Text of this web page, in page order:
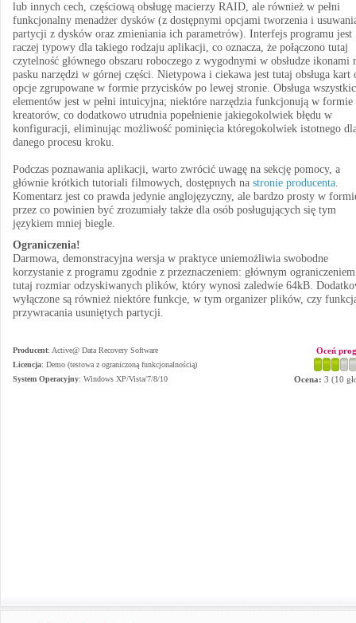
lub innych cech, częściową obsługę macierzy RAID, ale również w pełni
funkcjonalny menadżer dysków (z dostępnymi opcjami tworzenia i
partycji z dysków oraz zmieniania ich parametrów). Interfejs programu jest
raczej typowy dla takiego rodzaju aplikacji, co oznacza, że połączono tutaj
czytelność głównego obszaru roboczego z wygodnymi w obsłudze ikonami
pasku narzędzi w górnej części. Nietypowa i ciekawa jest tutaj obsługa kart
opcje zgrupowane w formie przycisków po lewej stronie. Obsługa
elementów jest w pełni intuicyjna; niektóre narzędzia funkcjonują w formie
kreatorów, co dodatkowo utrudnia popełnienie jakiegokolwiek błędu w
konfiguracji, eliminując możliwość pominięcia któregokolwiek istotnego
danego procesu kroku.
Podczas poznawania aplikacji, warto zwrócić uwagę na sekcję pomocy, a
głównie krótkich tutoriali filmowych, dostępnych na stronie producenta.
Komentarz jest co prawda jedynie anglojęzyczny, ale bardzo prosty w
przez co powinien być zrozumiały także dla osób posługujących się tym
językiem mniej biegle.
Ograniczenia!
Darmowa, demonstracyjna wersja w praktyce uniemożliwia swobodne
korzystanie z programu zgodnie z przeznaczeniem: głównym
tutaj rozmiar odzyskiwanych plików, który wynosi zaledwie 64kB.
wyłączone są również niektóre funkcje, w tym organizer plików, czy
przywracania usuniętych partycji.
Producent: Active@ Data Recovery Software
Licencja: Demo (testowa z ograniczoną funkcjonalnością)
System Operacyjny: Windows XP/Vista/7/8/10
Oceń
Ocena: 3 (10